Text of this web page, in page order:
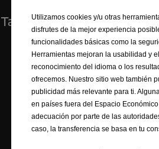
Tasa tu vehículo
Utilizamos cookies y/u otras
disfrutes de la mejor experiencia
funcionalidades básicas como la
Herramientas mejoran la usabilidad y
reconocimiento del idioma o los
ofrecemos. Nuestro sitio web también
publicidad más relevante para ti.
en países fuera del Espacio
adecuación por parte de las
caso, la transferencia se basa en tu